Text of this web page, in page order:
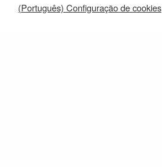
(Português) Configuração de cookies